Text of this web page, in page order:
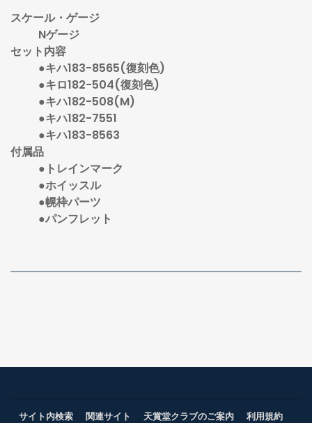
スケール・ゲージ
Nゲージ
セット内容
●キハ183-8565(復刻色)
●キロ182-504(復刻色)
●キハ182-508(M)
●キハ182-7551
●キハ183-8563
付属品
●トレインマーク
●ホイッスル
●幌枠パーツ
●パンフレット
サイト内検索 関連サイト 天賞堂クラブのご案内 利用規約